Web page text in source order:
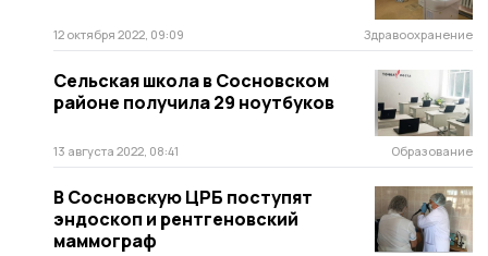
12 октября 2022, 09:09 Здравоохранение
Сельская школа в Сосновском
районе получила 29 ноутбуков
13 августа 2022, 08:41 Образование
В Сосновскую ЦРБ поступят
эндоскоп и рентгеновский
маммограф